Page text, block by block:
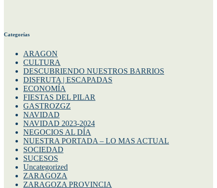
Categorías
ARAGON
CULTURA
DESCUBRIENDO NUESTROS BARRIOS
DISFRUTA | ESCAPADAS
ECONOMÍA
FIESTAS DEL PILAR
GASTROZGZ
NAVIDAD
NAVIDAD 2023-2024
NEGOCIOS AL DÍA
NUESTRA PORTADA – LO MAS ACTUAL
SOCIEDAD
SUCESOS
Uncategorized
ZARAGOZA
ZARAGOZA PROVINCIA